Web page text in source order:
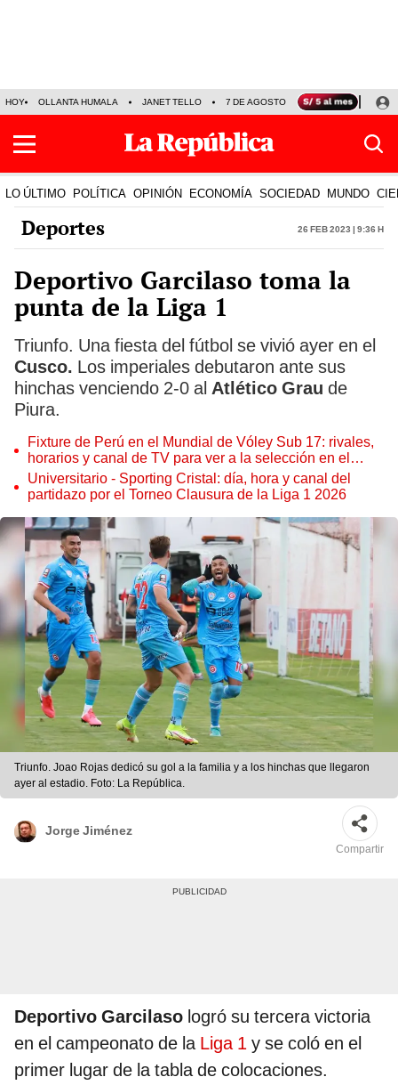
HOY OLLANTA HUMALA JANET TELLO 7 DE AGOSTO TINKA RESULTADOS
LO ÚLTIMO POLÍTICA OPINIÓN ECONOMÍA SOCIEDAD MUNDO
Deportes 26 Feb 2023 | 9:36 h
Deportivo Garcilaso toma la
punta de la Liga 1
Triunfo. Una fiesta del fútbol se vivió ayer en el
Cusco. Los imperiales debutaron ante sus
hinchas venciendo 2-0 al Atlético Grau de
Piura.
Fixture de Perú en el Mundial de Vóley Sub 17: rivales,
horarios y canal de TV para ver a la selección en el
torneo
Universitario - Sporting Cristal: día, hora y canal del
partidazo por el Torneo Clausura de la Liga 1 2026
Triunfo. Joao Rojas dedicó su gol a la familia y a los hinchas que llegaron
ayer al estadio. Foto: La República.
Jorge Jiménez
Compartir
Deportivo Garcilaso logró su tercera victoria
en el campeonato de la Liga 1 y se coló en el
primer lugar de la tabla de colocaciones.